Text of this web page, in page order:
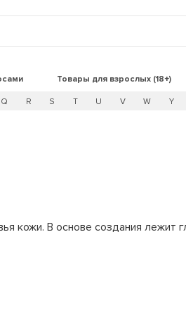
Товары для взрослых (18+)
Q R S T U V W Y
кожи. В основе создания лежит
с продуманными